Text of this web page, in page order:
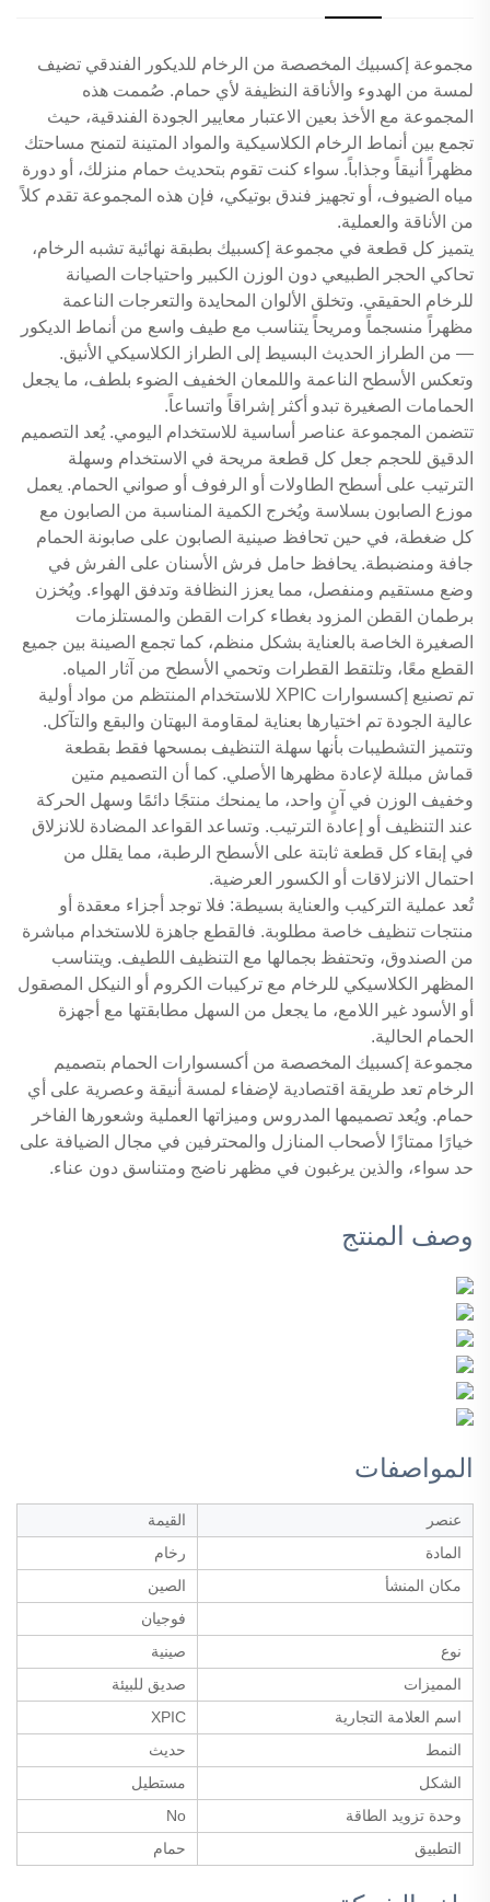
مجموعة إكسبيك المخصصة من الرخام للديكور الفندقي تضيف
لمسة من الهدوء والأناقة النظيفة لأي حمام. صُممت هذه
المجموعة مع الأخذ بعين الاعتبار معايير الجودة الفندقية، حيث
تجمع بين أنماط الرخام الكلاسيكية والمواد المتينة لتمنح مساحتك
مظهراً أنيقاً وجذاباً. سواء كنت تقوم بتحديث حمام منزلك، أو دورة
مياه الضيوف، أو تجهيز فندق بوتيكي، فإن هذه المجموعة تقدم كلاً
من الأناقة والعملية.
يتميز كل قطعة في مجموعة إكسبيك بطبقة نهائية تشبه الرخام،
تحاكي الحجر الطبيعي دون الوزن الكبير واحتياجات الصيانة
للرخام الحقيقي. وتخلق الألوان المحايدة والتعرجات الناعمة
مظهراً منسجماً ومريحاً يتناسب مع طيف واسع من أنماط الديكور
— من الطراز الحديث البسيط إلى الطراز الكلاسيكي الأنيق.
وتعكس الأسطح الناعمة واللمعان الخفيف الضوء بلطف، ما يجعل
الحمامات الصغيرة تبدو أكثر إشراقاً واتساعاً.
تتضمن المجموعة عناصر أساسية للاستخدام اليومي. يُعد التصميم
الدقيق للحجم جعل كل قطعة مريحة في الاستخدام وسهلة
الترتيب على أسطح الطاولات أو الرفوف أو صواني الحمام. يعمل
موزع الصابون بسلاسة ويُخرج الكمية المناسبة من الصابون مع
كل ضغطة، في حين تحافظ صينية الصابون على صابونة الحمام
جافة ومنضبطة. يحافظ حامل فرش الأسنان على الفرش في
وضع مستقيم ومنفصل، مما يعزز النظافة وتدفق الهواء. ويُخزن
برطمان القطن المزود بغطاء كرات القطن والمستلزمات
الصغيرة الخاصة بالعناية بشكل منظم، كما تجمع الصينة بين جميع
القطع معًا، وتلتقط القطرات وتحمي الأسطح من آثار المياه.
تم تصنيع إكسسوارات XPIC للاستخدام المنتظم من مواد أولية
عالية الجودة تم اختيارها بعناية لمقاومة البهتان والبقع والتآكل.
وتتميز التشطيبات بأنها سهلة التنظيف بمسحها فقط بقطعة
قماش مبللة لإعادة مظهرها الأصلي. كما أن التصميم متين
وخفيف الوزن في آنٍ واحد، ما يمنحك منتجًا دائمًا وسهل الحركة
عند التنظيف أو إعادة الترتيب. وتساعد القواعد المضادة للانزلاق
في إبقاء كل قطعة ثابتة على الأسطح الرطبة، مما يقلل من
احتمال الانزلاقات أو الكسور العرضية.
تُعد عملية التركيب والعناية بسيطة: فلا توجد أجزاء معقدة أو
منتجات تنظيف خاصة مطلوبة. فالقطع جاهزة للاستخدام مباشرة
من الصندوق، وتحتفظ بجمالها مع التنظيف اللطيف. ويتناسب
المظهر الكلاسيكي للرخام مع تركيبات الكروم أو النيكل المصقول
أو الأسود غير اللامع، ما يجعل من السهل مطابقتها مع أجهزة
الحمام الحالية.
مجموعة إكسبيك المخصصة من أكسسوارات الحمام بتصميم
الرخام تعد طريقة اقتصادية لإضفاء لمسة أنيقة وعصرية على أي
حمام. ويُعد تصميمها المدروس وميزاتها العملية وشعورها الفاخر
خيارًا ممتازًا لأصحاب المنازل والمحترفين في مجال الضيافة على
حد سواء، والذين يرغبون في مظهر ناضج ومتناسق دون عناء.
وصف المنتج
المواصفات
عنصر
القيمة
المادة
رخام
مكان المنشأ
الصين
فوجيان
نوع
صينية
المميزات
صديق للبيئة
اسم العلامة التجارية
XPIC
النمط
حديث
الشكل
مستطيل
وحدة تزويد الطاقة
No
التطبيق
حمام